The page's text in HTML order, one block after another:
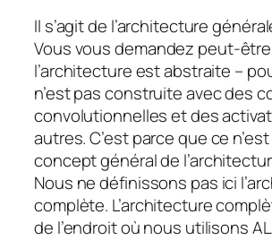
Il s’agit de l’architecture
Vous vous demandez peut-
l’architecture est abstraite –
n’est pas construite avec des
convolutionnelles et des
autres. C’est parce que ce
concept général de
Nous ne définissons pas ici
complète. L’architecture
de l’endroit où nous utilisons